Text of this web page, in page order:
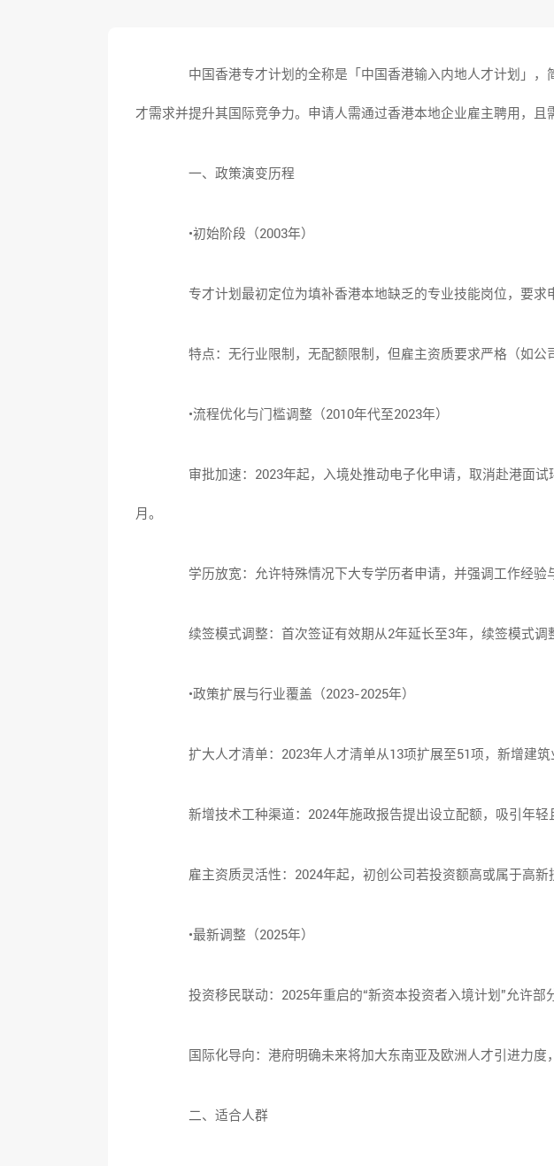
中国香港专才计划的全称是「中国香港输入内地人才计划」
才需求并提升其国际竞争力。申请人需通过香港本地企业雇主聘用，且
一、政策演变历程
•初始阶段（2003年）
专才计划最初定位为填补香港本地缺乏的专业技能岗位，要求
特点：无行业限制，无配额限制，但雇主资质要求严格（如公
•流程优化与门槛调整（2010年代至2023年）
审批加速：2023年起，入境处推动电子化申请，取消赴港面试
月。
学历放宽：允许特殊情况下大专学历者申请，并强调工作经验
续签模式调整：首次签证有效期从2年延长至3年，续签模式调整
•政策扩展与行业覆盖（2023-2025年）
扩大人才清单：2023年人才清单从13项扩展至51项，新增建筑
新增技术工种渠道：2024年施政报告提出设立配额，吸引年轻
雇主资质灵活性：2024年起，初创公司若投资额高或属于高新
•最新调整（2025年）
投资移民联动：2025年重启的“新资本投资者入境计划”允许部
国际化导向：港府明确未来将加大东南亚及欧洲人才引进力度
二、适合人群